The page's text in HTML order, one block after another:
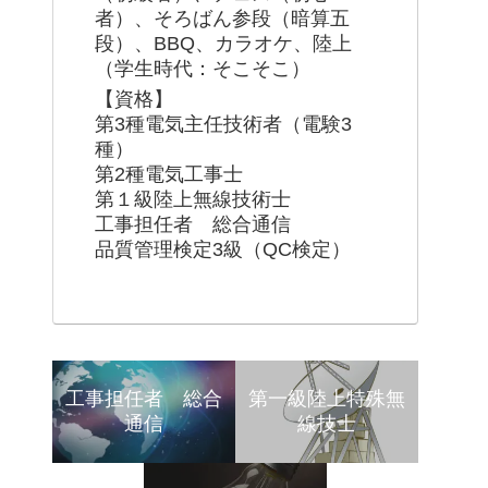
者）、そろばん参段（暗算五
段）、BBQ、カラオケ、陸上
（学生時代：そこそこ）
【資格】
第3種電気主任技術者（電験3
種）
第2種電気工事士
第１級陸上無線技術士
工事担任者 総合通信
品質管理検定3級（QC検定）
工事担任者 総合
通信
第一級陸上特殊無
線技士